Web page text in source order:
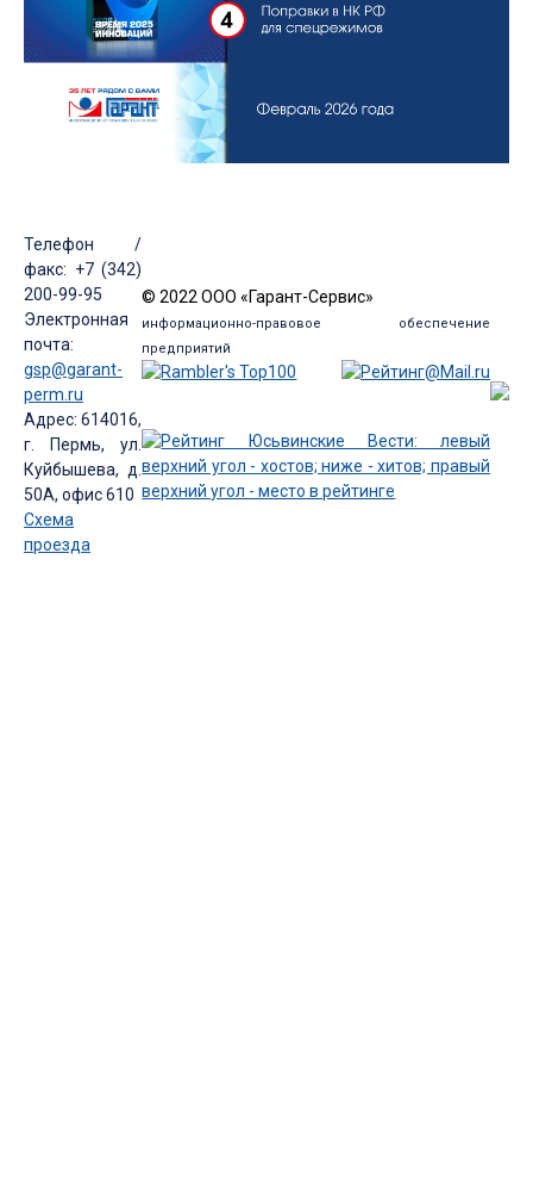
Телефон /
факс: +7 (342)
200-99-95
Электронная
почта:
gsp@garant-
perm.ru
Адрес: 614016,
г. Пермь, ул.
Куйбышева, д.
50А, офис 610
Схема
проезда
© 2022 ООО «Гарант-Сервис»
информационно-правовое обеспечение
предприятий